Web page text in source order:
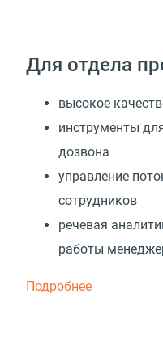
Для отдела
высокое
инструменты
дозвона
управление
сотрудников
речевая
работы
Подробнее